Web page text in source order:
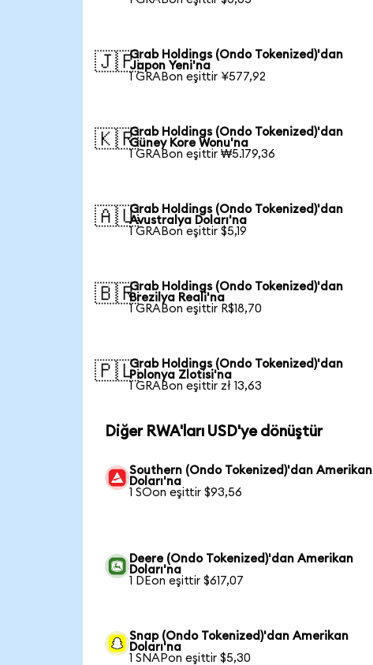
🇯🇵Grab Holdings (Ondo Tokenized)'dan
Japon Yeni'na
1 GRABon eşittir ¥577,92
🇰🇷Grab Holdings (Ondo Tokenized)'dan
Güney Kore Wonu'na
1 GRABon eşittir ₩5.179,36
🇦🇺Grab Holdings (Ondo Tokenized)'dan
Avustralya Doları'na
1 GRABon eşittir $5,19
🇧🇷Grab Holdings (Ondo Tokenized)'dan
Brezilya Reali'na
1 GRABon eşittir R$18,70
🇵🇱Grab Holdings (Ondo Tokenized)'dan
Polonya Zlotisi'na
1 GRABon eşittir zł 13,63
Diğer RWA'ları USD'ye dönüştür
Southern (Ondo Tokenized)'dan Amerikan
Doları'na
1 SOon eşittir $93,56
Deere (Ondo Tokenized)'dan Amerikan
Doları'na
1 DEon eşittir $617,07
Snap (Ondo Tokenized)'dan Amerikan
Doları'na
1 SNAPon eşittir $5,30